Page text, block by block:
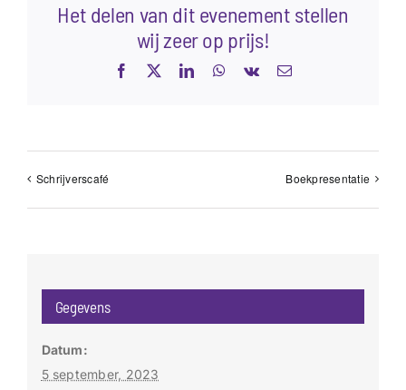
Het delen van dit evenement stellen
wij zeer op prijs!
Facebook LinkedInWhatsApp
Vk
E-
Schrijverscafé Boekpresentatie
Gegevens
Datum:
5 september, 2023